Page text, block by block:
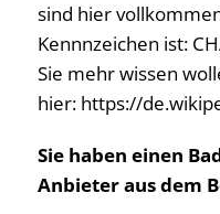
sind hier
Kennnzeichen ist:
Sie mehr wissen
hier: https://
Sie haben einen
Anbieter aus dem